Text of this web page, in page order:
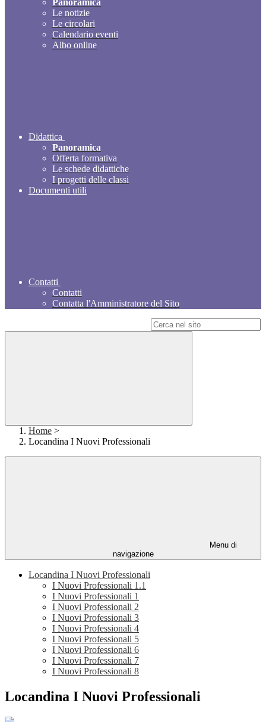
Panoramica
Le notizie
Le circolari
Calendario eventi
Albo online
Didattica
Panoramica
Offerta formativa
Le schede didattiche
I progetti delle classi
Documenti utili
Contatti
Contatti
Contatta l'Amministratore del Sito
Home >
Locandina I Nuovi Professionali
Menu di
navigazione
Locandina I Nuovi Professionali
I Nuovi Professionali 1.1
I Nuovi Professionali 1
I Nuovi Professionali 2
I Nuovi Professionali 3
I Nuovi Professionali 4
I Nuovi Professionali 5
I Nuovi Professionali 6
I Nuovi Professionali 7
I Nuovi Professionali 8
Locandina I Nuovi Professionali